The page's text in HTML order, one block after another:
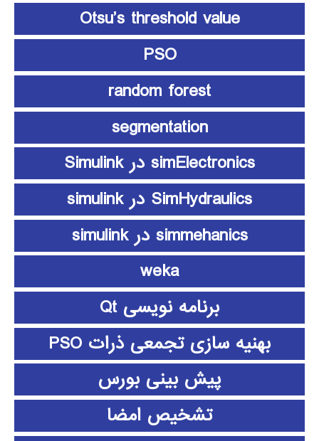
Otsu’s threshold value
PSO
random forest
segmentation
simElectronics در Simulink
SimHydraulics در simulink
simmehanics در simulink
weka
برنامه نویسی Qt
بهنیه سازی تجمعی ذرات PSO
پیش بینی بورس
تشخیص امضا